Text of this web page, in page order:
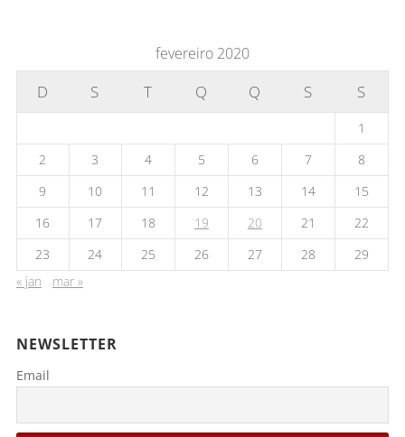
fevereiro 2020
D S T Q Q S S
1
2
3 4 5 6 7
8
9
10 11 12 13 14
15
16
17 18 19 20 21
22
23
24 25 26 27 28
29
« jan
mar »
NEWSLETTER
Email